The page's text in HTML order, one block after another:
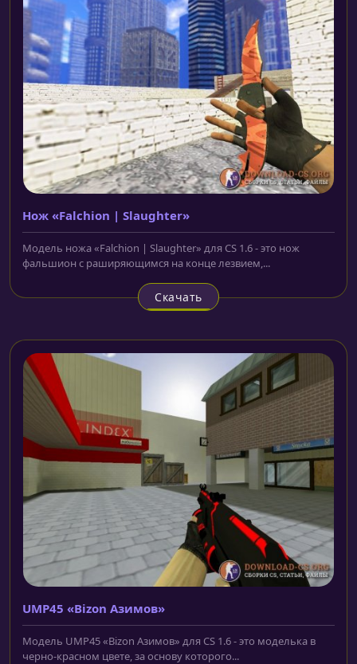
Нож «Falchion | Slaughter»
Модель ножа «Falchion | Slaughter» для CS 1.6 - это нож
фальшион с раширяющимся на конце лезвием,...
Скачать
UMP45 «Bizon Азимов»
Модель UMP45 «Bizon Азимов» для CS 1.6 - это моделька в
черно-красном цвете, за основу которого...